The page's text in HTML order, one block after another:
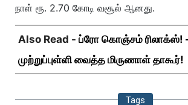
நாள் ரூ. 2.70 கோடி வசூல் ஆனது.
Also Read - ப்ரோ கொஞ்சம் ரிலாக்ஸ்!
முற்றுப்புள்ளி வைத்த மிருணாள் தாகூர்!
Tags